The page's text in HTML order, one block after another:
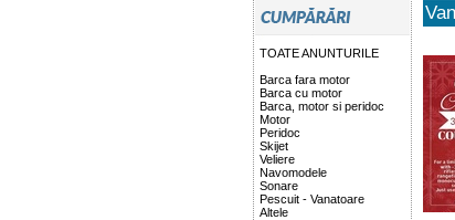
TOATE ANUNTURILE
Barca fara motor
Barca cu motor
Barca, motor si peridoc
Motor
Peridoc
Skijet
Veliere
Navomodele
Sonare
Pescuit - Vanatoare
Altele